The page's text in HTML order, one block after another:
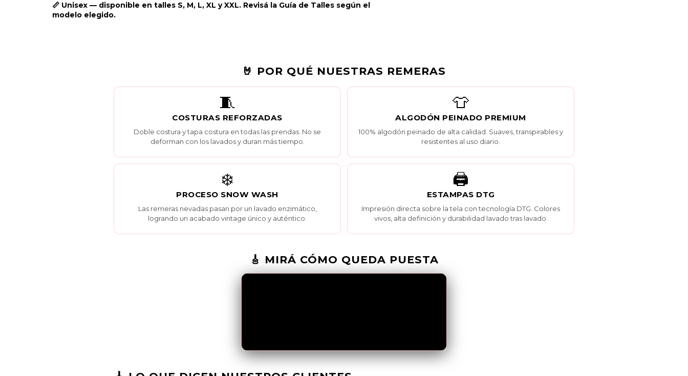
📏 Unisex — disponible en talles S, M, L, XL y XXL. Revisá la Guía de Talles según el
modelo elegido.
🤘 POR QUÉ NUESTRAS REMERAS
🧵
COSTURAS REFORZADAS
Doble costura y tapa costura en todas las prendas. No se
deforman con los lavados y duran más tiempo.
👕
ALGODÓN PEINADO PREMIUM
100% algodón peinado de alta calidad. Suaves, transpirables y
resistentes al uso diario.
❄️
PROCESO SNOW WASH
Las remeras nevadas pasan por un lavado enzimático,
logrando un acabado vintage único y auténtico.
🖨️
ESTAMPAS DTG
Impresión directa sobre la tela con tecnología DTG. Colores
vivos, alta definición y durabilidad lavado tras lavado.
🎸 MIRÁ CÓMO QUEDA PUESTA